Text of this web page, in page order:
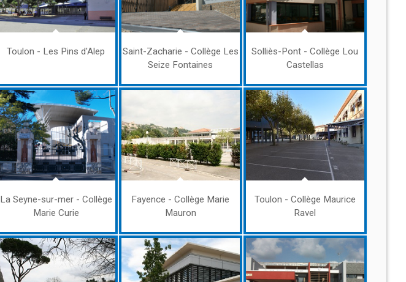
Toulon - Les Pins d'Alep
Saint-Zacharie - Collège Les
Seize Fontaines
Solliès-Pont - Collège Lou
Castellas
La Seyne-sur-mer - Collège
Marie Curie
Fayence - Collège Marie
Mauron
Toulon - Collège Maurice
Ravel